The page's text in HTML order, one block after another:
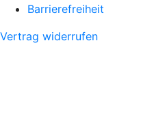
Barrierefreiheit
Vertrag widerrufen